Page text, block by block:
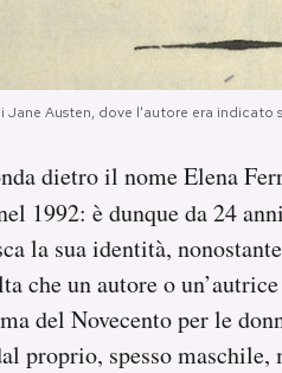
Jane Austen, dove l'autore era indicato
dietro il nome Elena
1992: è dunque da 24
la sua identità,
che un autore o
del Novecento per le
proprio, spesso